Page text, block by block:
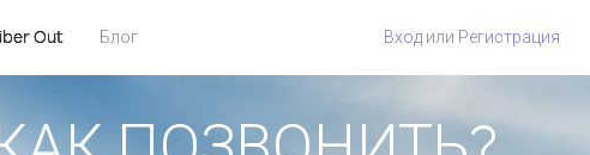
Out Блог Вход или Регистрация